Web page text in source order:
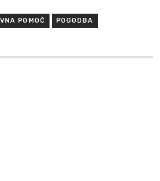
POMOČ POGODBA